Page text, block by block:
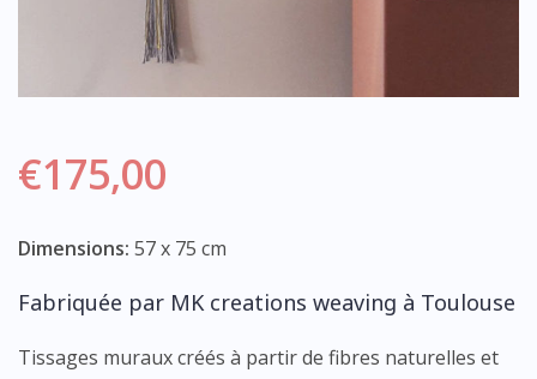
€175,00
Dimensions: 57 x 75 cm
Fabriquée par MK creations weaving à Toulouse
Tissages muraux créés à partir de fibres naturelles et